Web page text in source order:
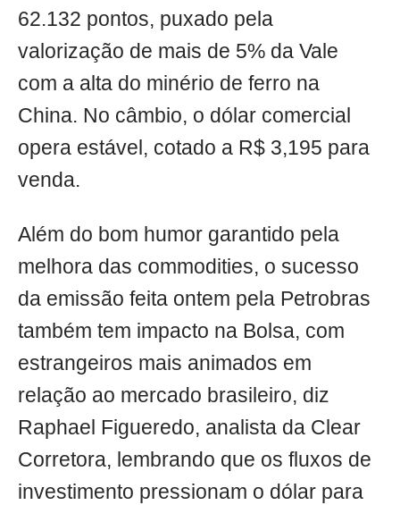
62.132 pontos, puxado pela
valorização de mais de 5% da Vale
com a alta do minério de ferro na
China. No câmbio, o dólar comercial
opera estável, cotado a R$ 3,195 para
venda.
Além do bom humor garantido pela
melhora das commodities, o sucesso
da emissão feita ontem pela Petrobras
também tem impacto na Bolsa, com
estrangeiros mais animados em
relação ao mercado brasileiro, diz
Raphael Figueredo, analista da Clear
Corretora, lembrando que os fluxos de
investimento pressionam o dólar para